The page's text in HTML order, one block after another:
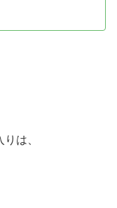
は、